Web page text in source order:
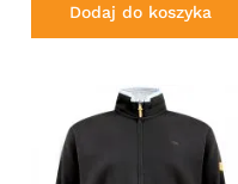
Dodaj do koszyka